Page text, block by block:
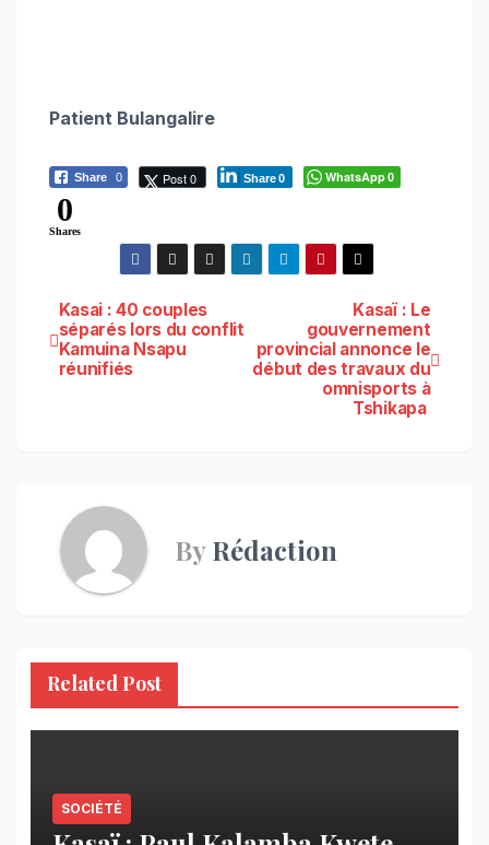
Patient Bulangalire
Share 0 Post 0 Share0 WhatsApp0
0
Shares
Navigation
de
Kasaï : Le
gouvernement
provincial annonce le
début des travaux du
omnisports à
Tshikapa
Kasai : 40 couples
séparés lors du conflit
Kamuina Nsapu
réunifiés
ByRédaction
Related Post
SOCIÉTÉ